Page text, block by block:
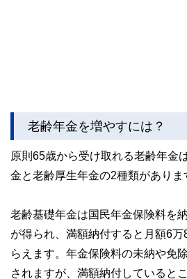
老齢年金を増やすには？
原則65歳から受け取れる老齢年金
金と老齢厚生年金の2種類がありま
老齢基礎年金は国民年金保険料を
が得られ、満額納付すると月額6
らえます。年金保険料の未納や免
されますが、満額納付していると